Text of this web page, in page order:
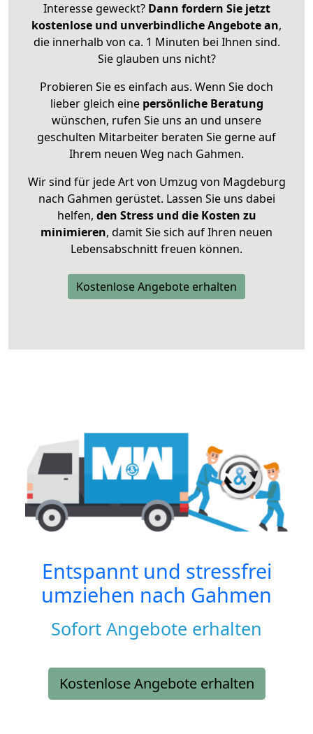
Interesse geweckt? Dann fordern Sie jetzt
kostenlose und unverbindliche Angebote an,
die innerhalb von ca. 1 Minuten bei Ihnen sind.
Sie glauben uns nicht?
Probieren Sie es einfach aus. Wenn Sie doch
lieber gleich eine persönliche Beratung
wünschen, rufen Sie uns an und unsere
geschulten Mitarbeiter beraten Sie gerne auf
Ihrem neuen Weg nach Gahmen.
Wir sind für jede Art von Umzug von Magdeburg
nach Gahmen gerüstet. Lassen Sie uns dabei
helfen, den Stress und die Kosten zu
minimieren, damit Sie sich auf Ihren neuen
Lebensabschnitt freuen können.
Kostenlose Angebote erhalten
Entspannt und stressfrei
umziehen nach Gahmen
Sofort Angebote erhalten
Kostenlose Angebote erhalten